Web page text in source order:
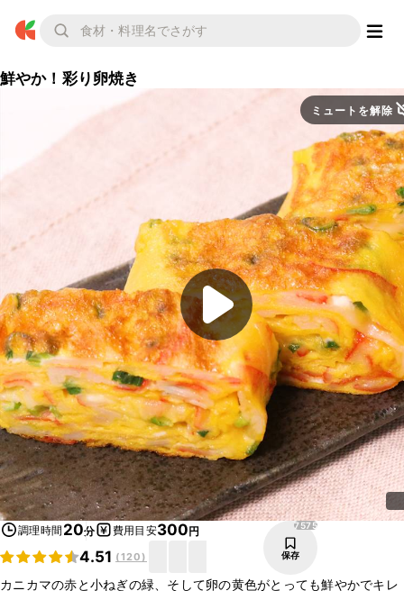
鮮やか！彩り卵焼き
ミュートを解除
調理時間 20分 費用目安300円
4.51 (120)
7575
保存
カニカマの赤と小ねぎの緑、そして卵の黄色がとっても鮮やかでキレ